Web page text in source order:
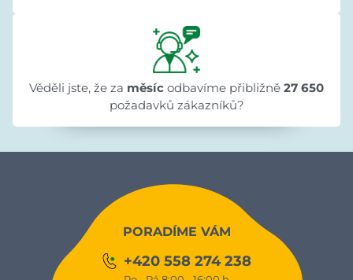
Věděli jste, že za měsíc odbavíme přibližně 27 650
požadavků zákazníků?
PORADÍME VÁM
+420 558 274 238